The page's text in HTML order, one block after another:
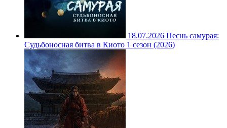
18.07.2026 Песнь самурая:
Судьбоносная битва в Киото 1 сезон (2026)